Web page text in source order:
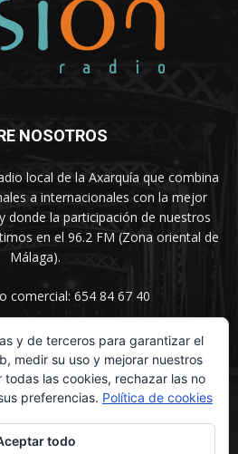
NOSOTROS
local de la Axarquía que combina
a internacionales con la mejor
donde la participación de nuestros
en el 96.2 FM (Zona oriental de
Málaga).
comercial: 654 84 67 40
y de terceros para garantizar el
medir su uso y mejorar nuestros
las cookies, rechazar las no
preferencias. Política de cookies
todo